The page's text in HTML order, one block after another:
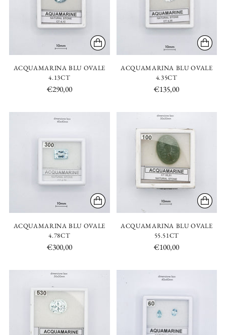
ACQUAMARINA BLU OVALE
4.13CT
€290,00
ACQUAMARINA BLU OVALE
4.35CT
€135,00
ACQUAMARINA BLU OVALE
4.78CT
€300,00
ACQUAMARINA BLU OVALE
55.51CT
€100,00